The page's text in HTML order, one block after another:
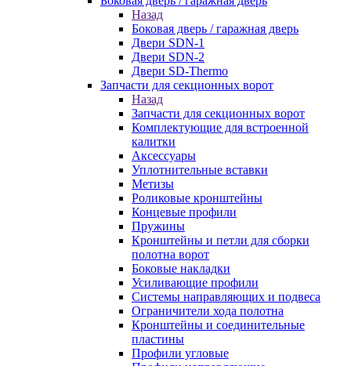
Назад
Боковая дверь / гаражная дверь
Двери SDN-1
Двери SDN-2
Двери SD-Thermo
Запчасти для секционных ворот
Назад
Запчасти для секционных ворот
Комплектующие для встроенной
калитки
Аксессуары
Уплотнительные вставки
Метизы
Роликовые кронштейны
Концевые профили
Пружины
Кронштейны и петли для сборки
полотна ворот
Боковые накладки
Усиливающие профили
Системы направляющих и подвеса
Ограничители хода полотна
Кронштейны и соединительные
пластины
Профили угловые